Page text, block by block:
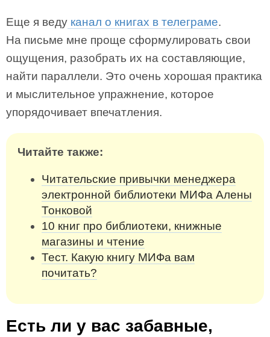
Еще я веду канал о книгах в телеграме.
На письме мне проще сформулировать свои
ощущения, разобрать их на составляющие,
найти параллели. Это очень хорошая практика
и мыслительное упражнение, которое
упорядочивает впечатления.
Читайте также:
Читательские привычки менеджера
электронной библиотеки МИФа Алены
Тонковой
10 книг про библиотеки, книжные
магазины и чтение
Тест. Какую книгу МИФа вам
почитать?
Есть ли у вас забавные,